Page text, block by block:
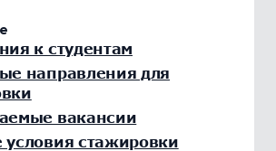
к студентам
направления для
вакансии
условия стажировки